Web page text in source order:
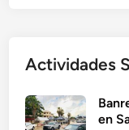
Actividades
en